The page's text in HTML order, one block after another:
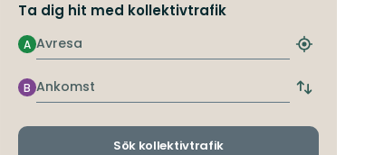
Ta dig hit med kollektivtrafik
Avresa
A
Hitta
hållplats
Ankomst
B
Byt
och
Sök kollektivtrafik